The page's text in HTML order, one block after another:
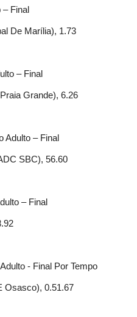
Final
De Marília), 1.73
– Final
Grande), 6.26
Adulto – Final
SBC), 56.60
– Final
- Final Por Tempo
Osasco), 0.51.67